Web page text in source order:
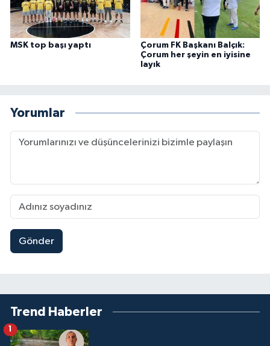
MSK top başı yaptı
Çorum FK Başkanı Balçık:
Çorum her şeyin en iyisine
layık
Yorumlar
Gönder
Trend Haberler
1